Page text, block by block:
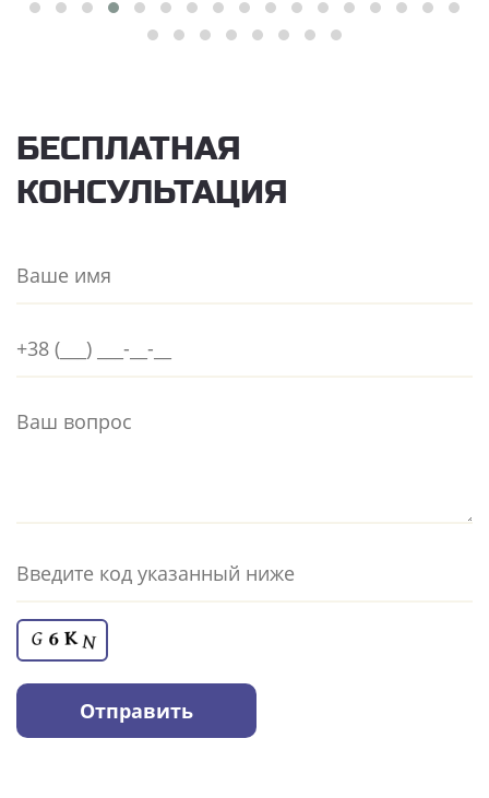
БЕСПЛАТНАЯ
КОНСУЛЬТАЦИЯ